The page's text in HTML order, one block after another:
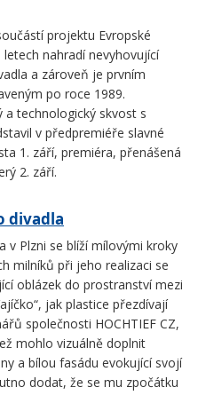
projektu Evropské
nahradí nevyhovující
a zároveň je prvním
po roce 1989.
technologický skvost s
v předpremiéře slavné
1. září, premiéra, přenášená
2. září.
divadla
v Plzni se blíží mílovými kroky
milníků při jeho realizaci se
oblázek do prostranství mezi
jak plastice přezdívají
společnosti HOCHTIEF CZ,
mohlo vizuálně doplnit
a bílou fasádu evokující svojí
dodat, že se mu zpočátku